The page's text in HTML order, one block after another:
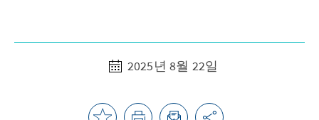
2025년 8월 22일